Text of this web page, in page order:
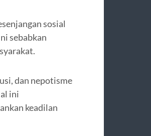
sosial
sebabkan
dan nepotisme
ini
keadilan